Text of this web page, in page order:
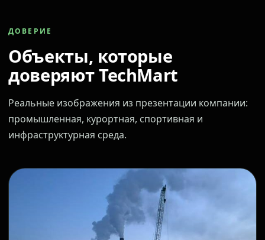
ДОВЕРИЕ
Объекты, которые
доверяют TechMart
Реальные изображения из презентации компании:
промышленная, курортная, спортивная и
инфраструктурная среда.